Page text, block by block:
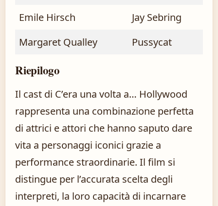
Emile Hirsch
Jay Sebring
Margaret Qualley
Pussycat
Riepilogo
Il cast di C’era una volta a… Hollywood
rappresenta una combinazione perfetta
di attrici e attori che hanno saputo dare
vita a personaggi iconici grazie a
performance straordinarie. Il film si
distingue per l’accurata scelta degli
interpreti, la loro capacità di incarnare